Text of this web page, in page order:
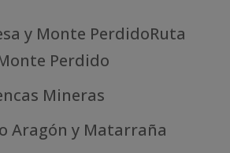
y Monte PerdidoRuta
Perdido
Mineras
Aragón y Matarraña